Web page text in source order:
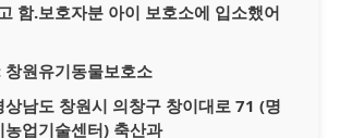
함.보호자분 아이 보호소에 입소했어
창원유기동물보호소
상남도 창원시 의창구 창이대로 71 (명
농업기술센터) 축산과